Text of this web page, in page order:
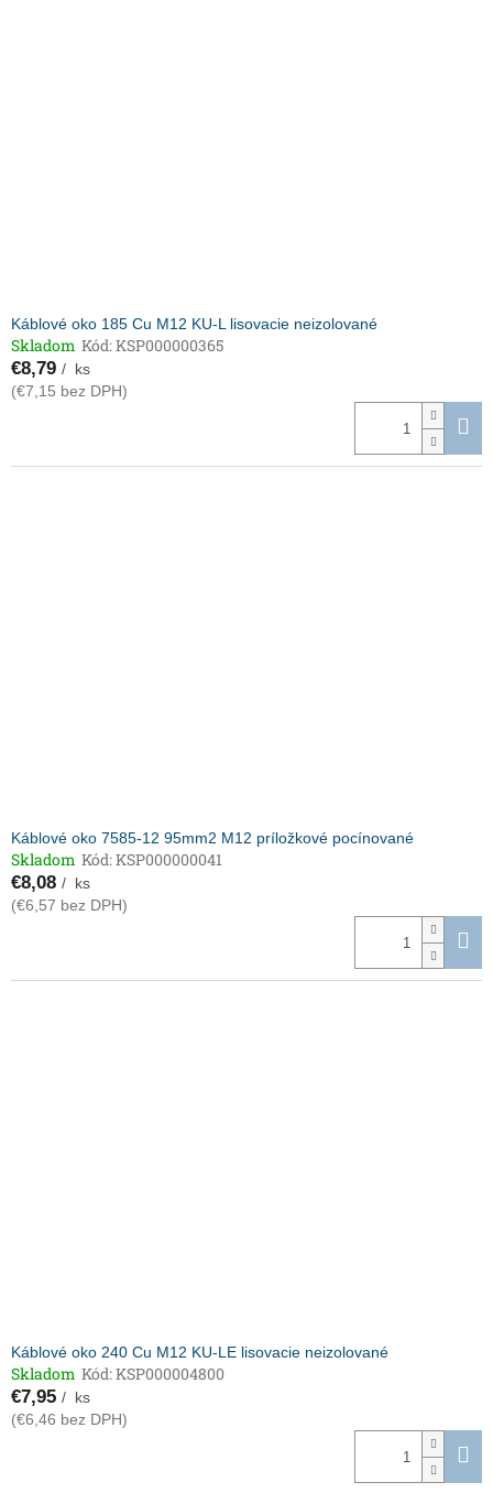
Káblové oko 185 Cu M12 KU-L lisovacie neizolované
Skladom Kód:KSP000000365
€8,79 / ks
(€7,15 bez DPH)
Káblové oko 7585-12 95mm2 M12 príložkové pocínované
Skladom Kód:KSP000000041
€8,08 / ks
(€6,57 bez DPH)
Káblové oko 240 Cu M12 KU-LE lisovacie neizolované
Skladom Kód:KSP000004800
€7,95 / ks
(€6,46 bez DPH)